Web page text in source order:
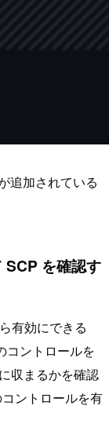
追加されている
SCP を確認す
有効にできる
コントロールを
収まるかを確認
ントロールを有